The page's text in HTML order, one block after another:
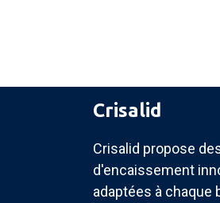
Crisalid
Crisalid propose
d'encaissement
adaptées à chaque